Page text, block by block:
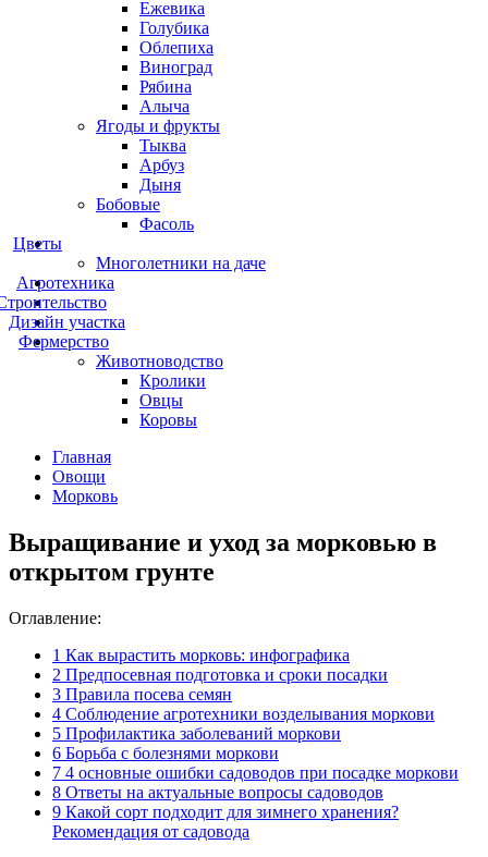
Ежевика
Голубика
Облепиха
Виноград
Рябина
Алыча
Ягоды и фрукты
Тыква
Арбуз
Дыня
Бобовые
Фасоль
Цветы
Многолетники на даче
Агротехника
Дизайн участка
Фермерство
Животноводство
Кролики
Овцы
Коровы
Главная
Овощи
Морковь
Выращивание и уход за морковью в
открытом грунте
Оглавление:
1 Как вырастить морковь: инфографика
2 Предпосевная подготовка и сроки посадки
3 Правила посева семян
4 Соблюдение агротехники возделывания моркови
5 Профилактика заболеваний моркови
6 Борьба с болезнями моркови
7 4 основные ошибки садоводов при посадке моркови
8 Ответы на актуальные вопросы садоводов
9 Какой сорт подходит для зимнего хранения?
Рекомендация от садовода